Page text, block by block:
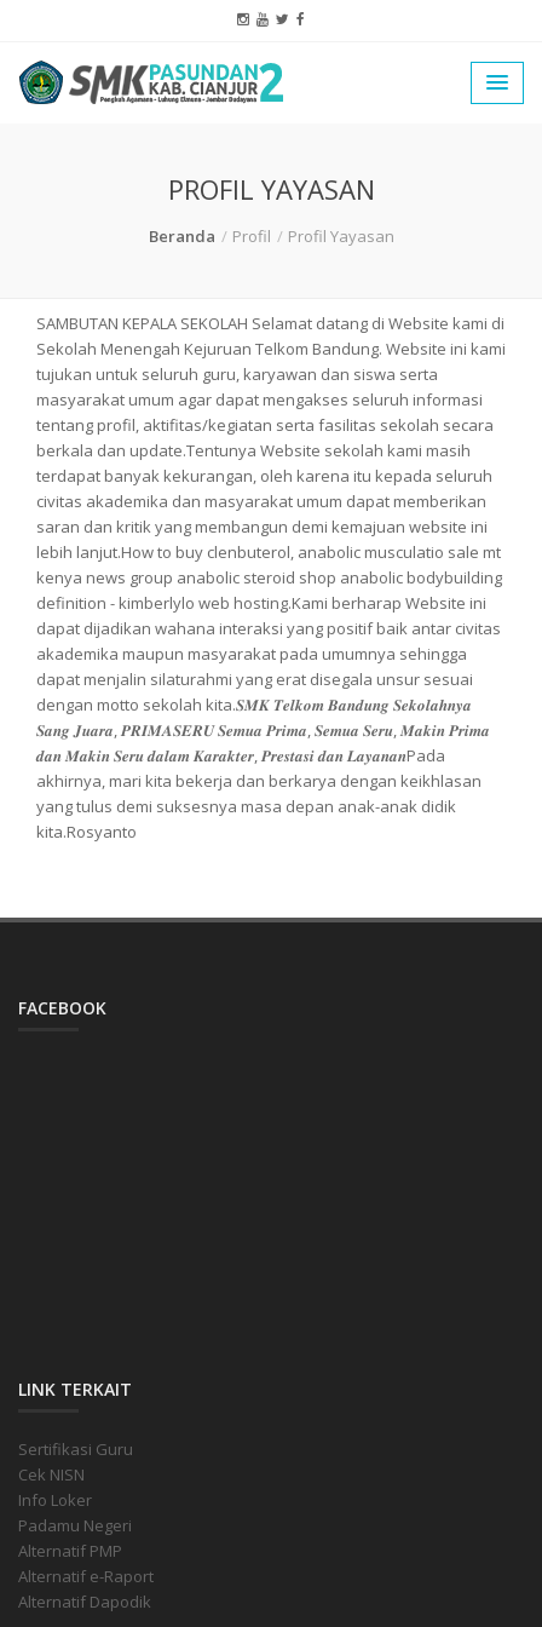
PROFIL YAYASAN
Beranda Profil Profil Yayasan
SAMBUTAN KEPALA SEKOLAH Selamat datang di Website kami di
Sekolah Menengah Kejuruan Telkom Bandung. Website ini kami
tujukan untuk seluruh guru, karyawan dan siswa serta
masyarakat umum agar dapat mengakses seluruh informasi
tentang profil, aktifitas/kegiatan serta fasilitas sekolah secara
berkala dan update.Tentunya Website sekolah kami masih
terdapat banyak kekurangan, oleh karena itu kepada seluruh
civitas akademika dan masyarakat umum dapat memberikan
saran dan kritik yang membangun demi kemajuan website ini
lebih lanjut.How to buy clenbuterol, anabolic musculatio sale mt
kenya news group anabolic steroid shop anabolic bodybuilding
definition - kimberlylo web hosting.Kami berharap Website ini
dapat dijadikan wahana interaksi yang positif baik antar civitas
akademika maupun masyarakat pada umumnya sehingga
dapat menjalin silaturahmi yang erat disegala unsur sesuai
dengan motto sekolah kita.𝑺𝑴𝑲 𝑻𝒆𝒍𝒌𝒐𝒎 𝑩𝒂𝒏𝒅𝒖𝒏𝒈 𝑺𝒆𝒌𝒐𝒍𝒂𝒉𝒏𝒚𝒂
𝑺𝒂𝒏𝒈 𝑱𝒖𝒂𝒓𝒂, 𝑷𝑹𝑰𝑴𝑨𝑺𝑬𝑹𝑼 𝑺𝒆𝒎𝒖𝒂 𝑷𝒓𝒊𝒎𝒂, 𝑺𝒆𝒎𝒖𝒂 𝑺𝒆𝒓𝒖, 𝑴𝒂𝒌𝒊𝒏 𝑷𝒓𝒊𝒎𝒂
𝒅𝒂𝒏 𝑴𝒂𝒌𝒊𝒏 𝑺𝒆𝒓𝒖 𝒅𝒂𝒍𝒂𝒎 𝑲𝒂𝒓𝒂𝒌𝒕𝒆𝒓, 𝑷𝒓𝒆𝒔𝒕𝒂𝒔𝒊 𝒅𝒂𝒏 𝑳𝒂𝒚𝒂𝒏𝒂𝒏Pada
akhirnya, mari kita bekerja dan berkarya dengan keikhlasan
yang tulus demi suksesnya masa depan anak-anak didik
kita.Rosyanto
FACEBOOK
LINK TERKAIT
Sertifikasi Guru
Cek NISN
Info Loker
Padamu Negeri
Alternatif PMP
Alternatif e-Raport
Alternatif Dapodik